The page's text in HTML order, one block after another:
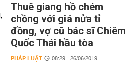
Thuê giang hồ chém
chồng với giá nửa tỉ
đồng, vợ cũ bác sĩ Chiêm
Quốc Thái hầu tòa
PHÁP LUẬT 08:29 | 26/06/2019